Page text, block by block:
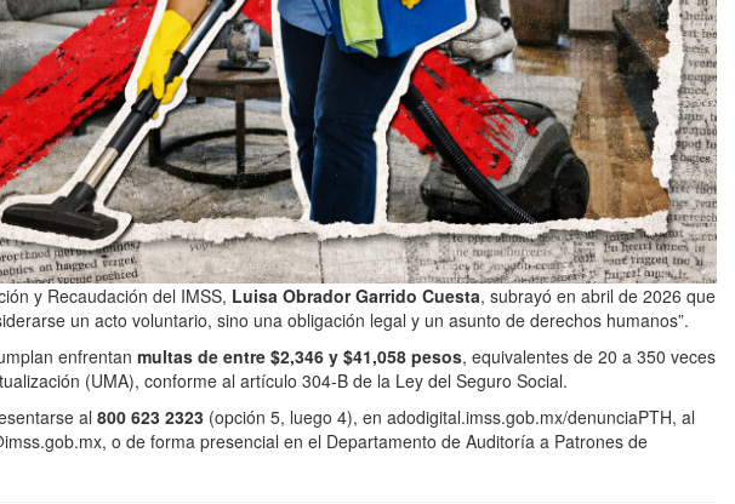
y Recaudación del IMSS, Luisa Obrador Garrido Cuesta, subrayó en abril de 2026 que
un acto voluntario, sino una obligación legal y un asunto de derechos humanos”.
enfrentan multas de entre $2,346 y $41,058 pesos, equivalentes de 20 a 350 veces
(UMA), conforme al artículo 304-B de la Ley del Seguro Social.
al 800 623 2323 (opción 5, luego 4), en adodigital.imss.gob.mx/denunciaPTH, al
o de forma presencial en el Departamento de Auditoría a Patrones de